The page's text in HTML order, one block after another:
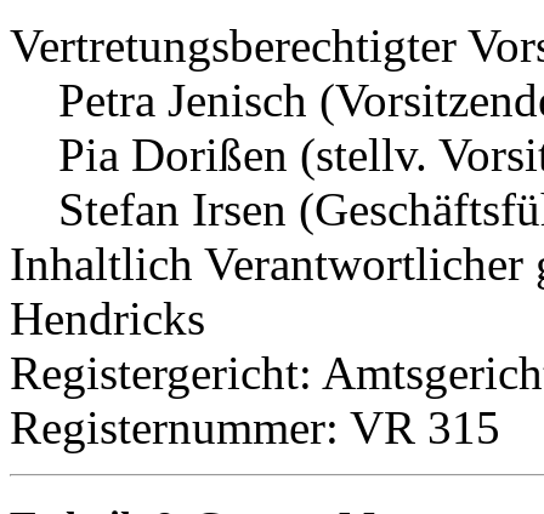
Vertretungsberechtigter
Petra Jenisch
Pia Dorißen (stellv.
Stefan Irsen
Inhaltlich Verantwortlicher
Hendricks
Registergericht:
Registernummer: VR 315